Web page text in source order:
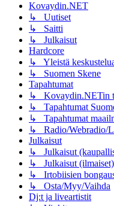
Kovaydin.NET
↳ Uutiset
↳ Saitti
↳ Julkaisut
Hardcore
↳ Yleistä
↳ Suomen Skene
Tapahtumat
↳ Kovaydin.NETin
↳ Tapahtumat
↳ Tapahtumat
↳ Radio/Webradio/
Julkaisut
↳ Julkaisut
↳ Julkaisut (ilmaiset)
↳ Irtobiisien
↳ Osta/Myy/Vaihda
Dj:t ja liveartistit